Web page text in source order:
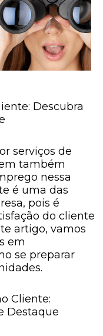
Descubra
serviços de
também
nessa
é uma das
pois é
do cliente
artigo, vamos
em
se preparar
Cliente:
Destaque